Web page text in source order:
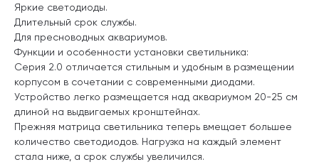
Яркие светодиоды.
Длительный срок службы.
Для пресноводных аквариумов.
Функции и особенности установки светильника:
Серия 2.0 отличается стильным и удобным в размещении
корпусом в сочетании с современными диодами.
Устройство легко размещается над аквариумом 20-25 см
длиной на выдвигаемых кронштейнах.
Прежняя матрица светильника теперь вмещает большее
количество светодиодов. Нагрузка на каждый элемент
стала ниже, а срок службы увеличился.